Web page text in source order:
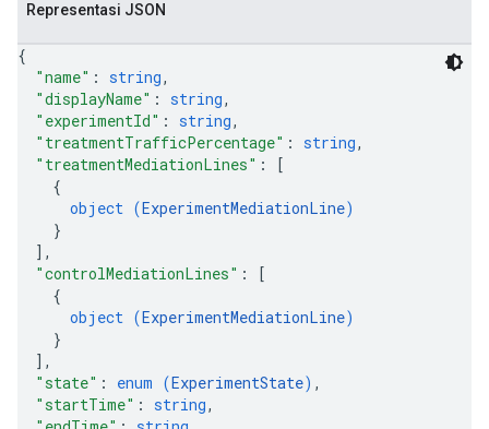
Representasi JSON
{
"name" : string,
"displayName" : string,
"experimentId" : string,
"treatmentTrafficPercentage" : string,
"treatmentMediationLines" :
[
{
object (ExperimentMediationLine)
}
] ,
"controlMediationLines" :
[
{
object (ExperimentMediationLine)
}
] ,
"state" : enum (ExperimentState) ,
"startTime" : string,